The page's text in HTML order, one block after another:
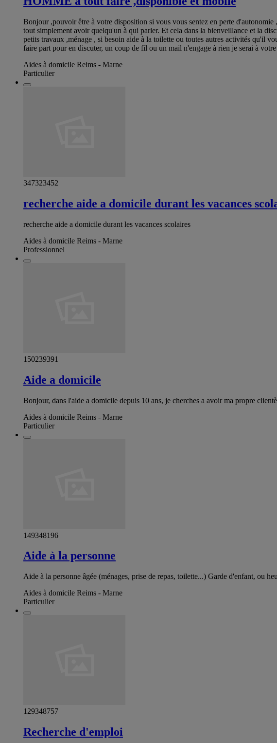
Bonjour ,pouvoir être à votre disposition si vous vous sentez en perte
tout simplement avoir quelqu'un à qui parler. Et cela dans la bienveillance et la
petits travaux ,ménage , si besoin aide à la toilette ou toutes autres activités qu'il
faire part pour en discuter, un coup de fil ou un mail n'engage à rien je serai à
Aides à domicile Reims - Marne
Particulier
347323452
recherche aide a domicile durant les vacances
recherche aide a domicile durant les vacances scolaires
Aides à domicile Reims - Marne
Professionnel
150239391
Aide a domicile
Bonjour, dans l'aide a domicile depuis 10 ans, je cherches a avoir ma propre
Aides à domicile Reims - Marne
Particulier
149348196
Aide à la personne
Aide à la personne âgée (ménages, prise de repas, toilette...) Garde d'enfant, ou
Aides à domicile Reims - Marne
Particulier
129348757
Recherche d'emploi